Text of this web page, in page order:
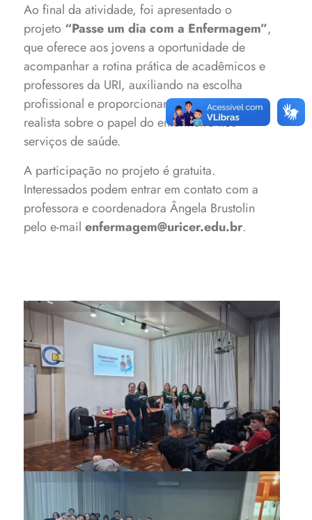
Ao final da atividade, foi apresentado o
projeto “Passe um dia com a Enfermagem”,
que oferece aos jovens a oportunidade de
acompanhar a rotina prática de acadêmicos e
professores da URI, auxiliando na escolha
profissional e proporcionando uma visão
realista sobre o papel do enfermeiro nos
serviços de saúde.
A participação no projeto é gratuita.
Interessados podem entrar em contato com a
professora e coordenadora Ângela Brustolin
pelo e-mailenfermagem@uricer.edu.br.
A intervenção abordou
situações de emergência com
alunos do Ensino Médio por
meio de teoria e atividades
práticas.